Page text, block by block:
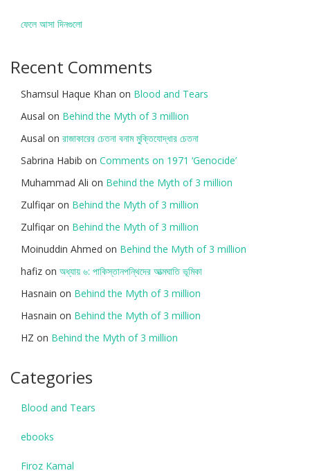
ফেলে আসা দিনগুলো
Recent Comments
Shamsul Haque Khan on Blood and Tears
Ausal on Behind the Myth of 3 million
Ausal on রাজাকারের চেতনা বনাম মু্ক্তিযোদ্ধার চেতনা
Sabrina Habib on Comments on 1971 ‘Genocide’
Muhammad Ali on Behind the Myth of 3 million
Zulfiqar on Behind the Myth of 3 million
Zulfiqar on Behind the Myth of 3 million
Moinuddin Ahmed on Behind the Myth of 3 million
hafiz on অধ্যায় ৬: পাকিস্তানপন্থিদের আত্মঘাতি ভূমিকা
Hasnain on Behind the Myth of 3 million
Hasnain on Behind the Myth of 3 million
HZ on Behind the Myth of 3 million
Categories
Blood and Tears
ebooks
Firoz Kamal